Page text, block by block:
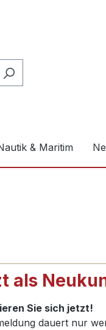
& Maritim
als
Sie sich jetzt!
dauert nur